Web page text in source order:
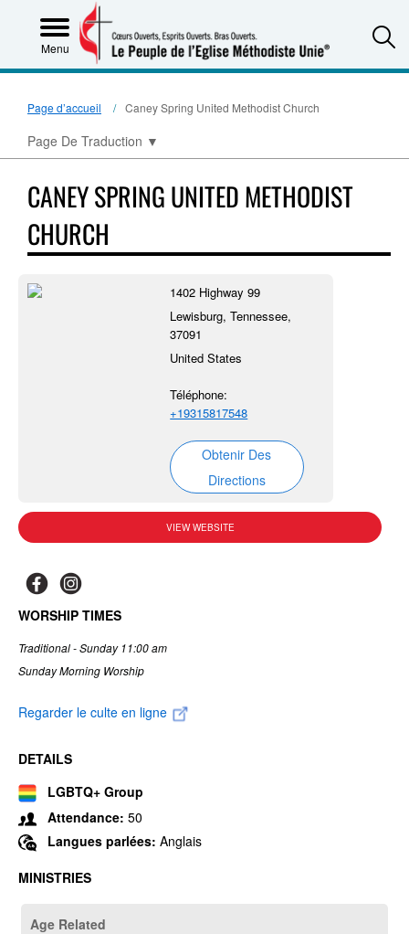
Menu
Page d’accueil Caney Spring United Methodist Church
Page De Traduction ▼
CANEY SPRING UNITED METHODIST
CHURCH
1402 Highway 99
Lewisburg, Tennessee,
37091
United States
Téléphone:
+19315817548
Obtenir Des
Directions
VIEW WEBSITE
WORSHIP TIMES
Traditional - Sunday 11:00 am
Sunday Morning Worship
Regarder le culte en ligne
DETAILS
LGBTQ+ Group
Attendance: 50
Langues parlées: Anglais
MINISTRIES
Age Related